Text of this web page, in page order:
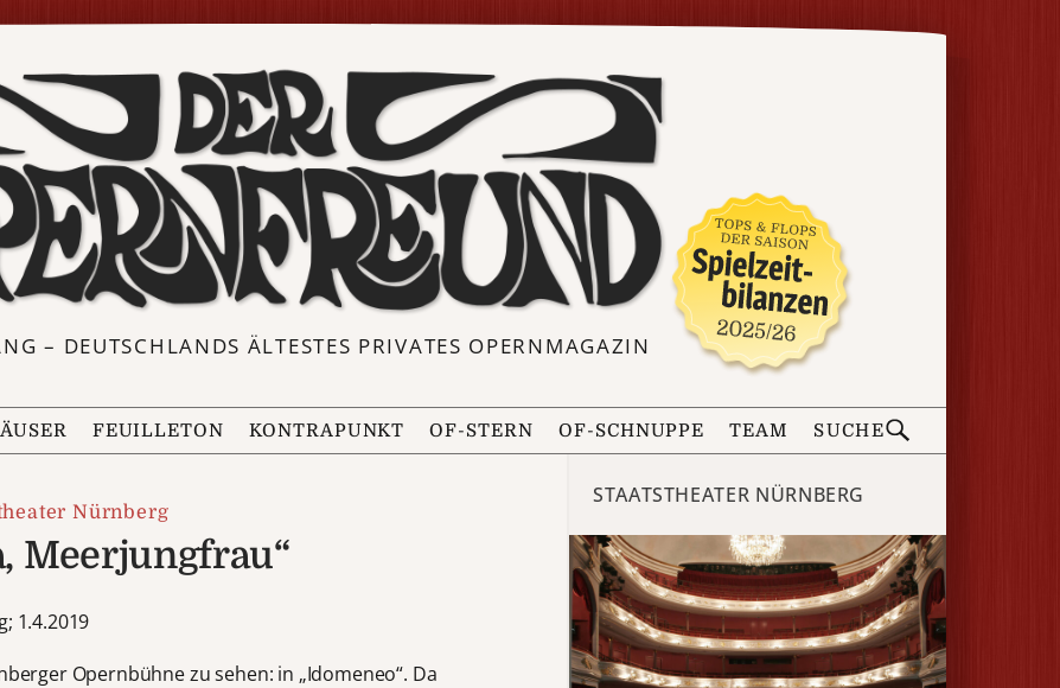
– DEUTSCHLANDS ÄLTESTES PRIVATES OPERNMAGAZIN
FEUILLETON KONTRAPUNKT OF-STERN OF-SCHNUPPE TEAM SUCHE
Nürnberg
Meerjungfrau“
1.4.2019
Opernbühne zu sehen: in „Idomeneo“. Da
STAATSTHEATER NÜRNBERG